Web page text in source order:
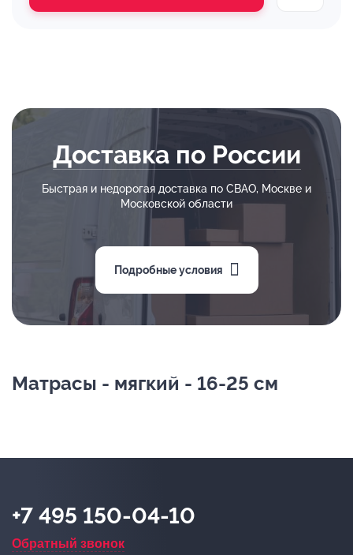
Доставка по России
Быстрая и недорогая доставка по СВАО, Москве и
Московской области
Подробные условия
Матрасы - мягкий - 16-25 см
+7 495 150-04-10
Обратный звонок